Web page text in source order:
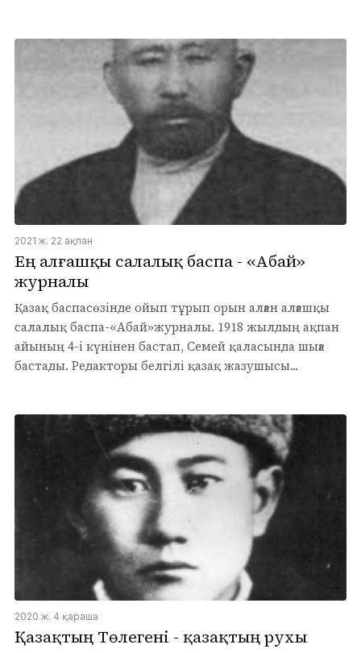
2021 ж. 22 ақпан
Ең алғашқы салалық баспа - «Абай»
журналы
Қазақ баспасөзінде ойып тұрып орын алған алғашқы
салалық баспа-«Абай»журналы. 1918 жылдың ақпан
айының 4-і күнінен бастап, Семей қаласында шыға
бастады. Редакторы белгілі қазақ жазушысы...
2020 ж. 4 қараша
Қазақтың Төлегені - қазақтың рухы